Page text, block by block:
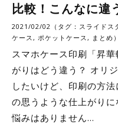
比較！こんなに違
2021/02/02（タグ： スライドス
ケース , ポケットケース , まとめ ）
スマホケース印刷「昇
がりはどう違う？ オリ
したいけど、印刷の方
の思うような仕上がり
悩みはありません…